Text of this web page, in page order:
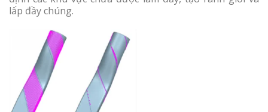
lấp đầy chúng.